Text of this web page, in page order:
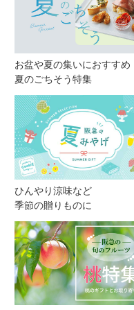
お盆や夏の集いにおすすめ
夏のごちそう特集
ひんやり涼味など
季節の贈りものに